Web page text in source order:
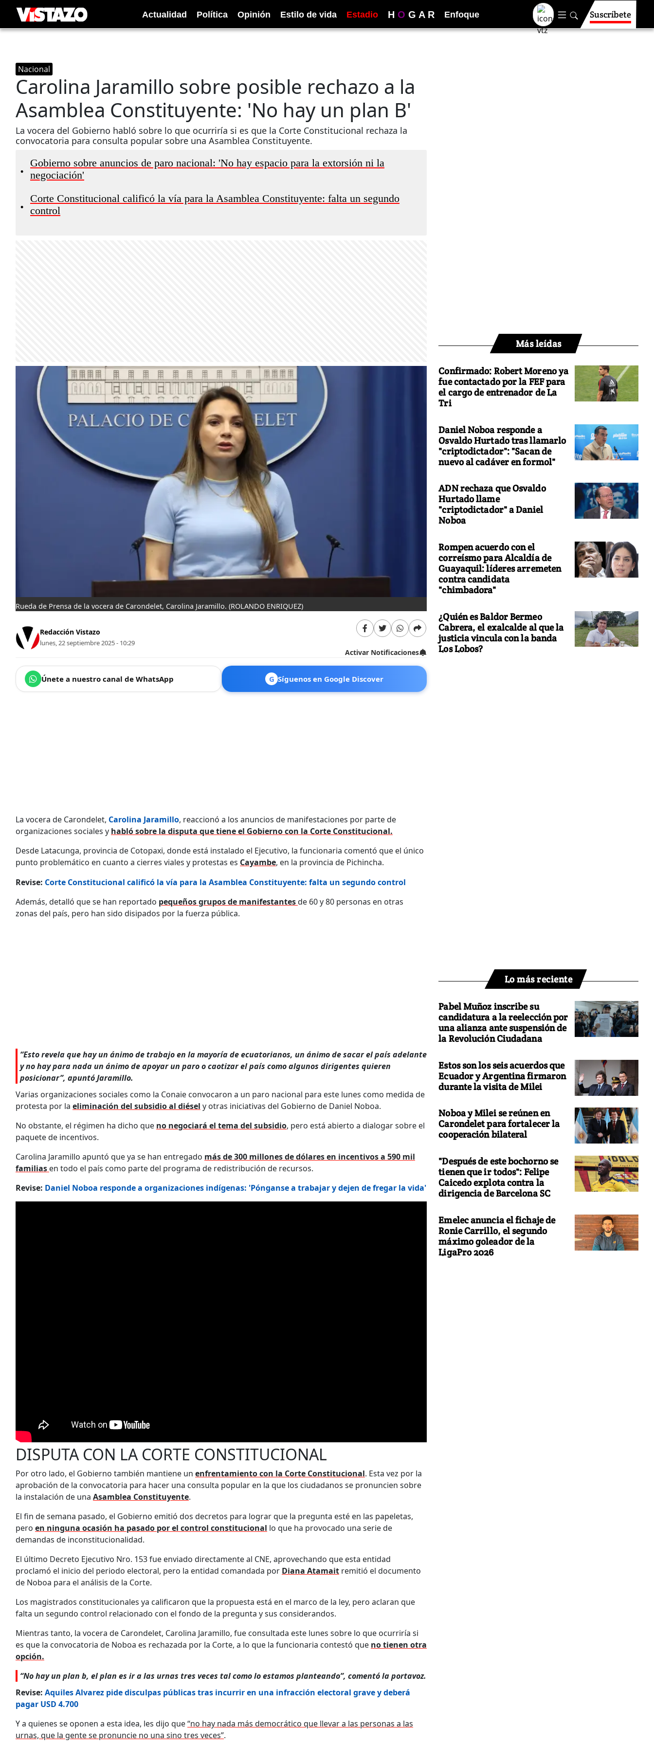
Actualidad Política Opinión Estilo de vida Estadio H O G A R Enfoque Suscríbete
Nacional
Carolina Jaramillo sobre posible rechazo a la
Asamblea Constituyente: 'No hay un plan B'
La vocera del Gobierno habló sobre lo que ocurriría si es que la Corte Constitucional rechaza la
convocatoria para consulta popular sobre una Asamblea Constituyente.
•
Gobierno sobre anuncios de paro nacional: 'No hay espacio para la extorsión ni la
negociación'
•
Corte Constitucional calificó la vía para la Asamblea Constituyente: falta un segundo
control
Rueda de Prensa de la vocera de Carondelet, Carolina Jaramillo. (ROLANDO ENRIQUEZ)
Redacción Vistazo
lunes, 22 septiembre 2025 - 10:29
Activar Notificaciones
Únete a nuestro canal de WhatsApp G Síguenos en Google Discover
La vocera de Carondelet, Carolina Jaramillo, reaccionó a los anuncios de manifestaciones por parte de
organizaciones sociales y habló sobre la disputa que tiene el Gobierno con la Corte Constitucional.
Desde Latacunga, provincia de Cotopaxi, donde está instalado el Ejecutivo, la funcionaria comentó que el único
punto problemático en cuanto a cierres viales y protestas es Cayambe, en la provincia de Pichincha.
Revise: Corte Constitucional calificó la vía para la Asamblea Constituyente: falta un segundo control
Además, detalló que se han reportado pequeños grupos de manifestantesde 60 y 80 personas en otras
zonas del país, pero han sido disipados por la fuerza pública.
“Esto revela que hay un ánimo de trabajo en la mayoría de ecuatorianos, un ánimo de sacar el país adelante
y no hay para nada un ánimo de apoyar un paro o caotizar el país como algunos dirigentes quieren
posicionar”, apuntó Jaramillo.
Varias organizaciones sociales como la Conaie convocaron a un paro nacional para este lunes como medida de
protesta por la eliminación del subsidio al diésel y otras iniciativas del Gobierno de Daniel Noboa.
No obstante, el régimen ha dicho que no negociará el tema del subsidio, pero está abierto a dialogar sobre el
paquete de incentivos.
Carolina Jaramillo apuntó que ya se han entregado más de 300 millones de dólares en incentivos a 590 mil
familias en todo el país como parte del programa de redistribución de recursos.
Revise: Daniel Noboa responde a organizaciones indígenas: 'Pónganse a trabajar y dejen de fregar la vida'
DISPUTA CON LA CORTE CONSTITUCIONAL
Por otro lado, el Gobierno también mantiene un enfrentamiento con la Corte Constitucional. Esta vez por la
aprobación de la convocatoria para hacer una consulta popular en la que los ciudadanos se pronuncien sobre
la instalación de una Asamblea Constituyente.
El fin de semana pasado, el Gobierno emitió dos decretos para lograr que la pregunta esté en las papeletas,
pero en ninguna ocasión ha pasado por el control constitucional lo que ha provocado una serie de
demandas de inconstitucionalidad.
El último Decreto Ejecutivo Nro. 153 fue enviado directamente al CNE, aprovechando que esta entidad
proclamó el inicio del periodo electoral, pero la entidad comandada por Diana Atamait remitió el documento
de Noboa para el análisis de la Corte.
Los magistrados constitucionales ya calificaron que la propuesta está en el marco de la ley, pero aclaran que
falta un segundo control relacionado con el fondo de la pregunta y sus considerandos.
Mientras tanto, la vocera de Carondelet, Carolina Jaramillo, fue consultada este lunes sobre lo que ocurriría si
es que la convocatoria de Noboa es rechazada por la Corte, a lo que la funcionaria contestó que no tienen otra
opción.
“No hay un plan b, el plan es ir a las urnas tres veces tal como lo estamos planteando”, comentó la portavoz.
Revise: Aquiles Alvarez pide disculpas públicas tras incurrir en una infracción electoral grave y deberá
pagar USD 4.700
Y a quienes se oponen a esta idea, les dijo que“no hay nada más democrático que llevar a las personas a las
urnas, que la gente se pronuncie no una sino tres veces”.
Más leídas
Confirmado: Robert Moreno ya
fue contactado por la FEF para
el cargo de entrenador de La
Tri
Daniel Noboa responde a
Osvaldo Hurtado tras llamarlo
"criptodictador": "Sacan de
nuevo al cadáver en formol"
ADN rechaza que Osvaldo
Hurtado llame
"criptodictador" a Daniel
Noboa
Rompen acuerdo con el
correísmo para Alcaldía de
Guayaquil: líderes arremeten
contra candidata
"chimbadora"
¿Quién es Baldor Bermeo
Cabrera, el exalcalde al que la
justicia vincula con la banda
Los Lobos?
Lo más reciente
Pabel Muñoz inscribe su
candidatura a la reelección por
una alianza ante suspensión de
la Revolución Ciudadana
Estos son los seis acuerdos que
Ecuador y Argentina firmaron
durante la visita de Milei
Noboa y Milei se reúnen en
Carondelet para fortalecer la
cooperación bilateral
"Después de este bochorno se
tienen que ir todos": Felipe
Caicedo explota contra la
dirigencia de Barcelona SC
Emelec anuncia el fichaje de
Ronie Carrillo, el segundo
máximo goleador de la
LigaPro 2026